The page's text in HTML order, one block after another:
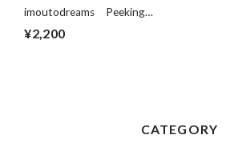
imoutodreams Peeking
¥2,200
CATEGORY